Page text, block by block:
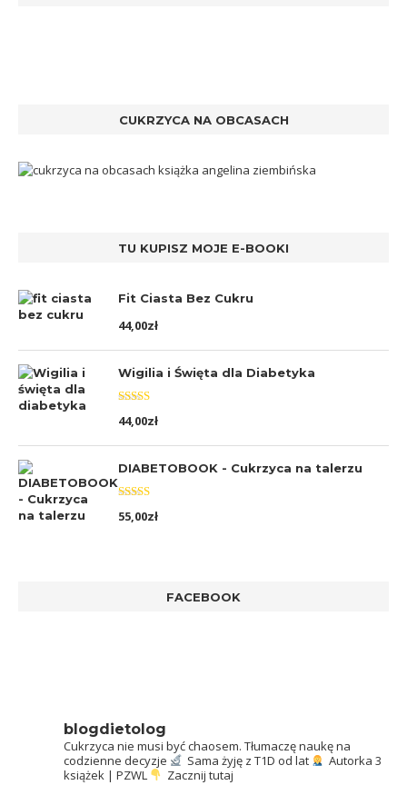
CUKRZYCA NA OBCASACH
TU KUPISZ MOJE E-BOOKI
Fit Ciasta Bez Cukru
44,00zł
Wigilia i Święta dla Diabetyka
Oceniono
5.00na 5
44,00zł
DIABETOBOOK - Cukrzyca na talerzu
Oceniono
5.00na 5
55,00zł
FACEBOOK
blogdietolog
Cukrzyca nie musi być chaosem. Tłumaczę naukę na
codzienne decyzje
Sama żyję z T1D od lat
Autorka 3
książek | PZWL
Zacznij tutaj